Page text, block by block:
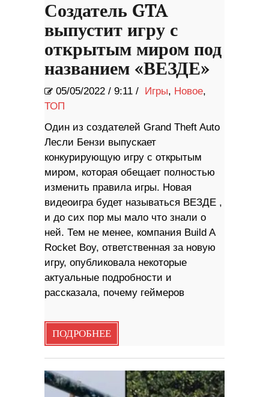
Создатель GTA
выпустит игру с
открытым миром под
названием «ВЕЗДЕ»
05/05/2022 / 9:11 / Игры, Новое,
ТОП
Один из создателей Grand Theft Auto
Лесли Бензи выпускает
конкурирующую игру с открытым
миром, которая обещает полностью
изменить правила игры. Новая
видеоигра будет называться ВЕЗДЕ ,
и до сих пор мы мало что знали о
ней. Тем не менее, компания Build A
Rocket Boy, ответственная за новую
игру, опубликовала некоторые
актуальные подробности и
рассказала, почему геймеров
ПОДРОБНЕЕ